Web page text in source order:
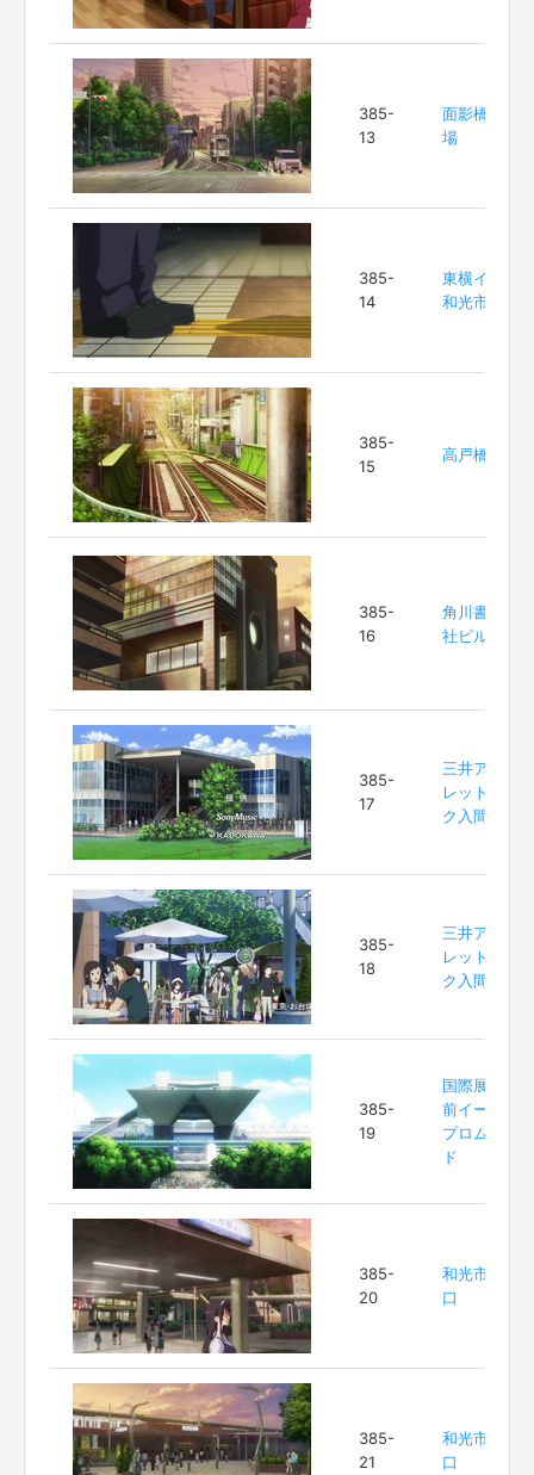
385-
13
面影橋停留
場
385-
14
東横イン
和光市駅前
385-
15
高戸橋
385-
16
角川書店本
社ビル
385-
17
三井アウト
レットパー
ク入間
385-
18
三井アウト
レットパー
ク入間
385-
19
国際展示場
前イースト
プロムナー
ド
385-
20
和光市駅南
口
385-
21
和光市駅南
口